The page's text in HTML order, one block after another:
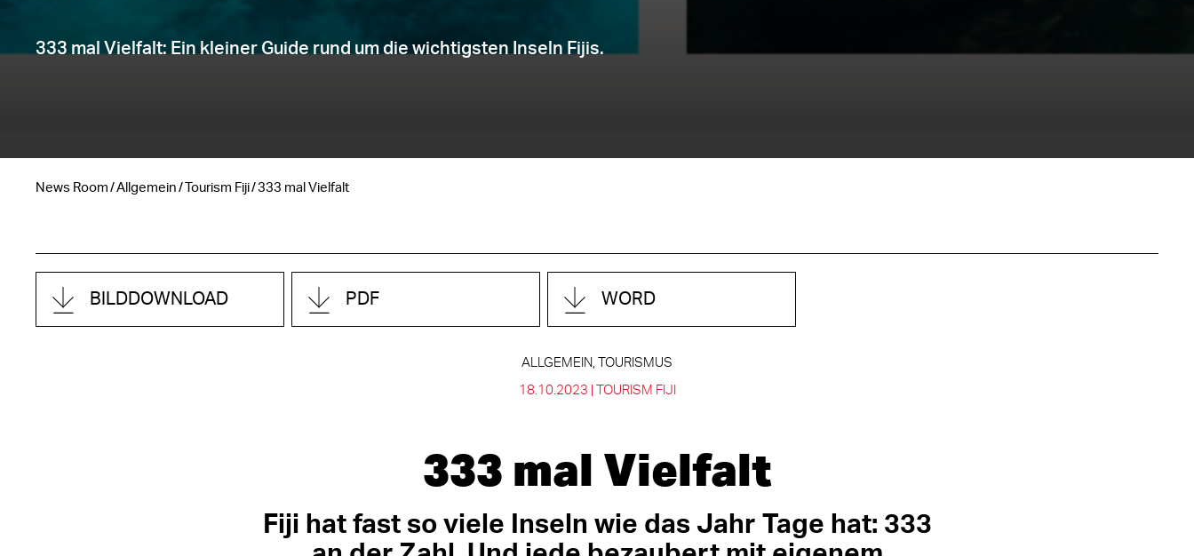
333 mal Vielfalt: Ein kleiner Guide rund um die wichtigsten Inseln Fijis.
News Room Allgemein Tourism Fiji 333 mal Vielfalt
BILDDOWNLOAD PDF WORD
ALLGEMEIN, TOURISMUS
18.10.2023 | TOURISM FIJI
333 mal Vielfalt
Fiji hat fast so viele Inseln wie das Jahr Tage hat: 333